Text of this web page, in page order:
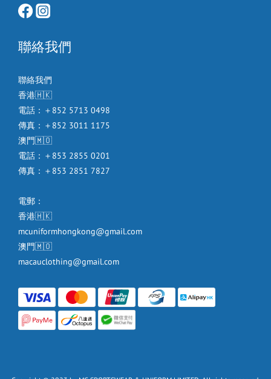
聯絡我們
聯絡我們
香港🇭🇰
電話：＋852 5713 0498
傳真：＋852 3011 1175
澳門🇲🇴
電話：＋853 2855 0201
傳真：＋853 2851 7827
電郵：
香港🇭🇰
mcuniformhongkong@gmail.com
澳門🇲🇴
macauclothing@gmail.com